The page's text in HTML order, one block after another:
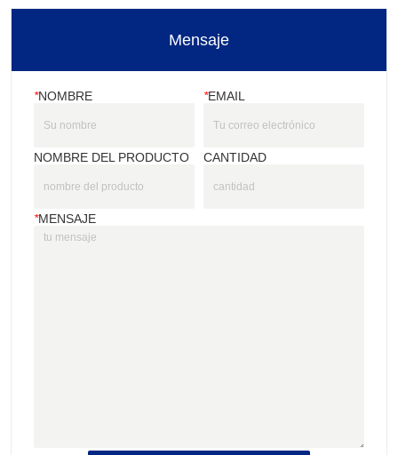
Mensaje
*NOMBRE *EMAIL
NOMBRE DEL PRODUCTO CANTIDAD
*MENSAJE